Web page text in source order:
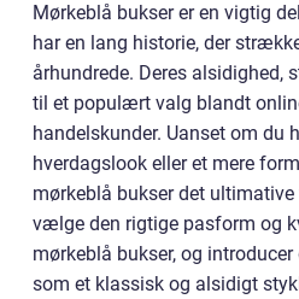
Mørkeblå bukser er en vigtig
har en lang historie, der
århundrede. Deres alsidighed,
til et populært valg blandt
handelskunder. Uanset om du
hverdagslook eller et mere
mørkeblå bukser det
vælge den rigtige pasform og
mørkeblå bukser, og
som et klassisk og alsidigt